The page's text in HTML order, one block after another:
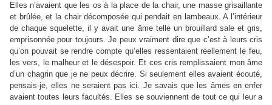
Elles n’avaient que les os à la place de la chair, une masse grisaillante
et brûlée, et la chair décomposée qui pendait en lambeaux. A l’intérieur
de chaque squelette, il y avait une âme telle un brouillard sale et gris,
emprisonnée pour toujours. Je peux vraiment dire que c’est à leurs cris
qu’on pouvait se rendre compte qu’elles ressentaient réellement le feu,
les vers, le malheur et le désespoir. Et ces cris remplissaient mon âme
d’un chagrin que je ne peux décrire. Si seulement elles avaient écouté,
pensais-je, elles ne seraient pas ici. Je savais que les âmes en enfer
avaient toutes leurs facultés. Elles se souviennent de tout ce qui leur a